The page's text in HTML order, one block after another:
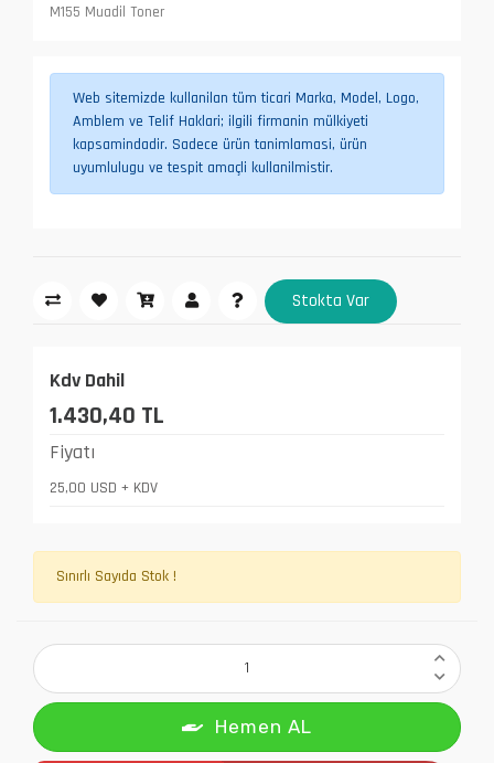
M155 Muadil Toner
Web sitemizde kullanilan tüm ticari Marka, Model, Logo,
Amblem ve Telif Haklari; ilgili firmanin mülkiyeti
kapsamindadir. Sadece ürün tanimlamasi, ürün
uyumlulugu ve tespit amaçli kullanilmistir.
Stokta Var
Kdv Dahil
1.430,40 TL
Fiyatı
25,00 USD + KDV
Sınırlı Sayıda Stok !
Hemen AL